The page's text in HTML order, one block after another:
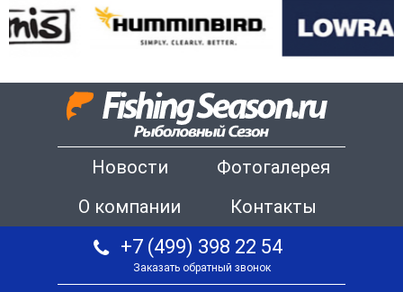
Новости
Фотогалерея
О компании
Контакты
+7 (499) 398 22 54
Заказать обратный звонок